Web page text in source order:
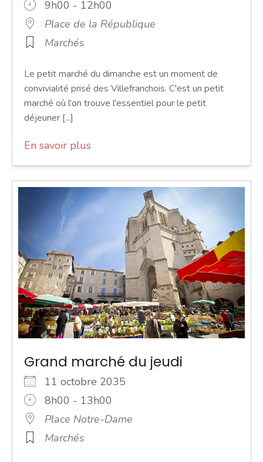
9h00 - 12h00
Place de la République
Marchés
Le petit marché du dimanche est un moment de
convivialité prisé des Villefranchois. C'est un petit
marché où l'on trouve l'essentiel pour le petit
déjeuner [...]
En savoir plus
Grand marché du jeudi
11 octobre 2035
8h00 - 13h00
Place Notre-Dame
Marchés